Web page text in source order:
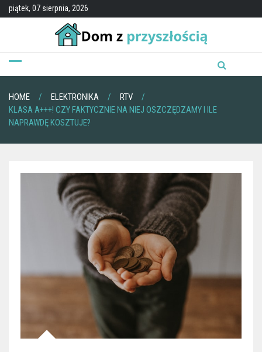
piątek, 07 sierpnia, 2026
HOME ELEKTRONIKA
RTV
KLASA A+++! CZY FAKTYCZNIE NA NIEJ OSZCZĘDZAMY I ILE
NAPRAWDĘ KOSZTUJE?